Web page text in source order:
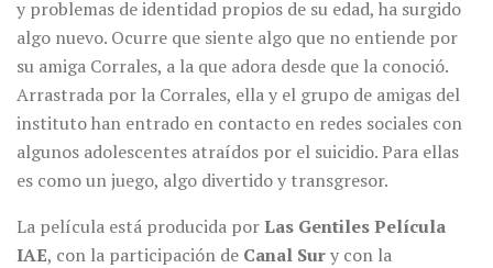
y problemas de identidad propios de su edad, ha surgido
algo nuevo. Ocurre que siente algo que no entiende por
su amiga Corrales, a la que adora desde que la conoció.
Arrastrada por la Corrales, ella y el grupo de amigas del
instituto han entrado en contacto en redes sociales con
algunos adolescentes atraídos por el suicidio. Para ellas
es como un juego, algo divertido y transgresor.
La película está producida porLas Gentiles Película
IAE, con la participación de Canal Sury con la